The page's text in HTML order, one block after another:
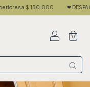
❤ DESPACHAMOS EN
0